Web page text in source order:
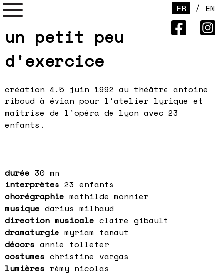
FR / EN
un petit peu
d'exercice
création 4.5 juin 1992 au théâtre antoine
riboud à évian pour l'atelier lyrique et
maîtrise de l'opéra de lyon avec 23
enfants.
durée 30 mn
interprètes 23 enfants
chorégraphie mathilde monnier
musique darius milhaud
direction musicale claire gibault
dramaturgie myriam tanaut
décors annie tolleter
costumes christine vargas
lumières rémy nicolas